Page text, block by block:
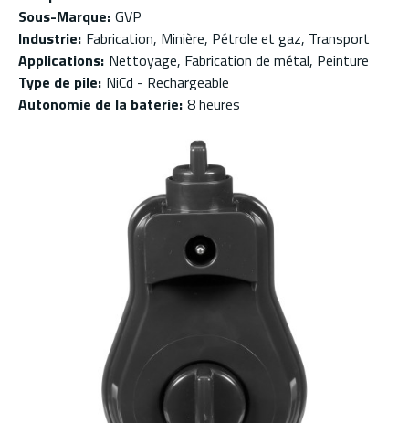
Sous-Marque: GVP
Industrie: Fabrication, Minière, Pétrole et gaz, Transport
Applications: Nettoyage, Fabrication de métal, Peinture
Type de pile: NiCd - Rechargeable
Autonomie de la baterie: 8 heures